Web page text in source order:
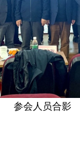
参会人员合影